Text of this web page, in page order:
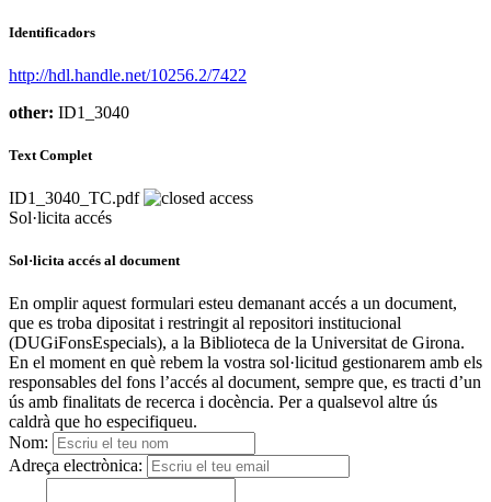
Identificadors
http://hdl.handle.net/10256.2/7422
other: ID1_3040
Text Complet
ID1_3040_TC.pdf
Sol·licita accés
Sol·licita accés al document
En omplir aquest formulari esteu demanant accés a un document,
que es troba dipositat i restringit al repositori institucional
(DUGiFonsEspecials), a la Biblioteca de la Universitat de Girona.
En el moment en què rebem la vostra sol·licitud gestionarem amb els
responsables del fons l’accés al document, sempre que, es tracti d’un
ús amb finalitats de recerca i docència. Per a qualsevol altre ús
caldrà que ho especifiqueu.
Nom:
Adreça electrònica: